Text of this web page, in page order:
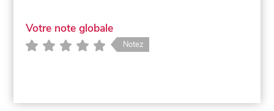
Votre note globale
Notez